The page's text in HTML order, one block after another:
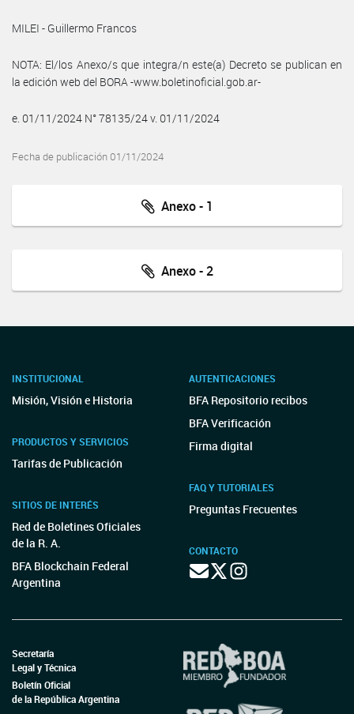
MILEI - Guillermo Francos
NOTA: El/los Anexo/s que integra/n este(a) Decreto se publican en
la edición web del BORA -www.boletinoficial.gob.ar-
e. 01/11/2024 N° 78135/24 v. 01/11/2024
Fecha de publicación 01/11/2024
Anexo - 1
Anexo - 2
INSTITUCIONAL
Misión, Visión e Historia
PRODUCTOS Y SERVICIOS
Tarifas de Publicación
SITIOS DE INTERÉS
Red de Boletines Oficiales
de la R. A.
BFA Blockchain Federal
Argentina
AUTENTICACIONES
BFA Repositorio recibos
BFA Verificación
Firma digital
FAQ Y TUTORIALES
Preguntas Frecuentes
CONTACTO
Secretaría
Legal y Técnica
Boletín Oficial
de la República Argentina